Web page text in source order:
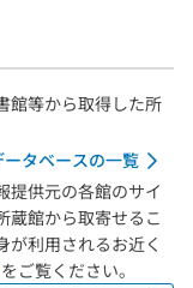
館等から取得した所
タベースの一覧
提供元の各館のサイ
蔵館から取寄せるこ
が利用されるお近く
をご覧ください。